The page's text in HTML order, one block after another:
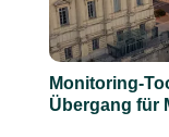
Monitoring-
Übergang für